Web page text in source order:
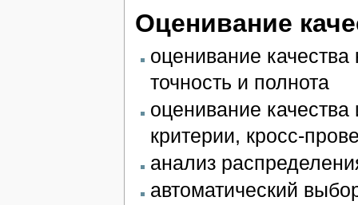
Оценивание
оценивание
точность и полнота
оценивание
критерии, кросс-
анализ
автоматический